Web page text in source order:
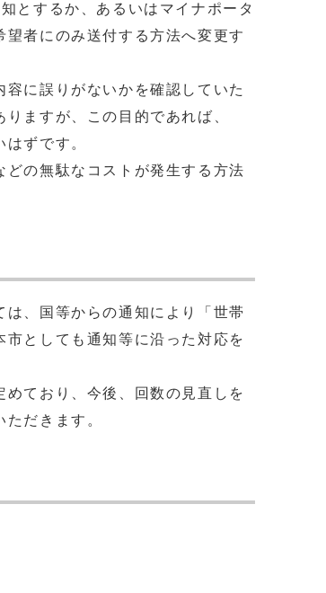
とするか、あるいはマイナポータ
者にのみ送付する方法へ変更す
に誤りがないかを確認していた
ますが、この目的であれば、
ずです。
の無駄なコストが発生する方法
、国等からの通知により「世帯
としても通知等に沿った対応を
ており、今後、回数の見直しを
だきます。